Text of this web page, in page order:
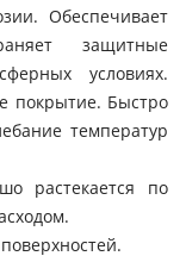
Обеспечивает
защитные
условиях.
покрытие. Быстро
температур
растекается по